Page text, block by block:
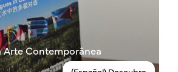
Contemporânea